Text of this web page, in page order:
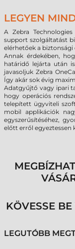
LEGYEN
A Zebra
support szolgáltatást
elérhetőek a biztonsági
Annak érdekében,
határidő lejárta után
javasoljuk Zebra
Így akár sok évig
Adatgyűjtő vagy ipari
hogy operációs
telepített ügyviteli
mobil applikációk
egyszerűsítéséhez,
előtt erről egyeztessen
KÖVESSE
LEGUTÓBB